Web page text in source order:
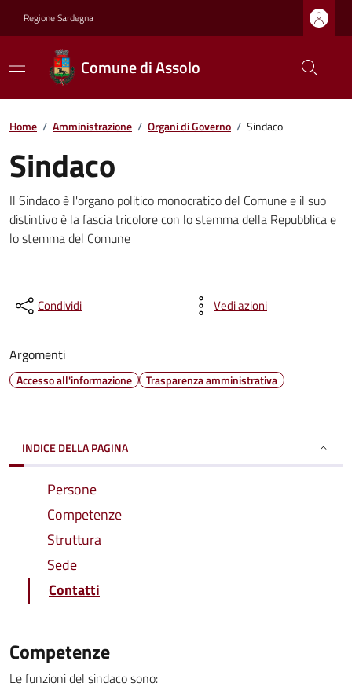
Regione Sardegna
Comune di Assolo
Home / Amministrazione / Organi di Governo / Sindaco
Sindaco
Il Sindaco è l'organo politico monocratico del Comune e il suo
distintivo è la fascia tricolore con lo stemma della Repubblica e
lo stemma del Comune
Condividi Vedi azioni
Argomenti
Accesso all'informazione Trasparenza amministrativa
INDICE DELLA PAGINA
Persone
Competenze
Struttura
Sede
Contatti
Competenze
Le funzioni del sindaco sono: